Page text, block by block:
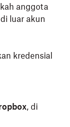
anggota
luar akun
kredensial
, di